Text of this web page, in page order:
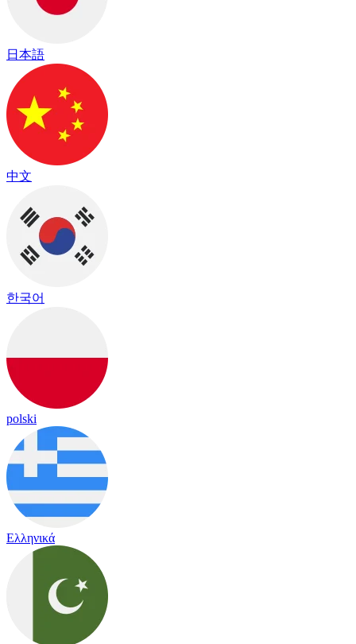
日本語
中文
한국어
polski
Ελληνικά